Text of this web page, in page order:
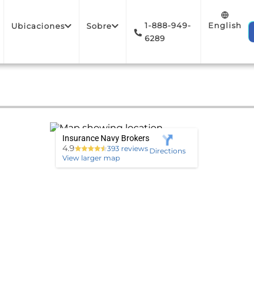
Ubicaciones Sobre
1-888-949-
6289
English
Insurance Navy Brokers
4.9
393 reviews
View larger map
Directions